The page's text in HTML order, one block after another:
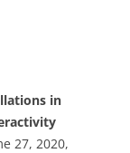
in
27, 2020,